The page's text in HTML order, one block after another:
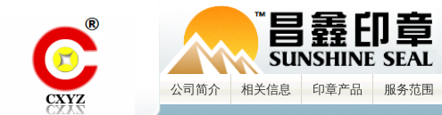
公司简介 相关信息 印章产品 服务范围